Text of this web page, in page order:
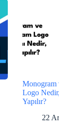
Monogram
Logo
Yapılır?
22